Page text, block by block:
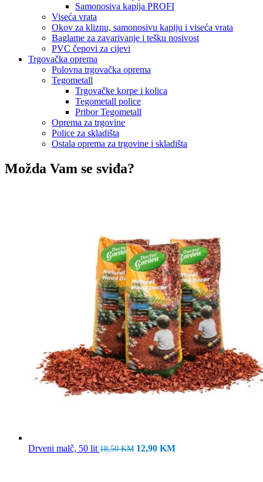
Samonosiva kapija PROFI
Viseća vrata
Okov za kliznu, samonosivu kapiju i viseća vrata
Baglame za zavarivanje i tešku nosivost
PVC čepovi za cijevi
Trgovačka oprema
Polovna trgovačka oprema
Tegometall
Trgovačke korpe i kolica
Tegometall police
Pribor Tegometall
Oprema za trgovine
Police za skladišta
Ostala oprema za trgovine i skladišta
Možda Vam se sviđa?
Drveni malč, 50 lit 18,50KM Izvorna
12,90 KMTrenutna